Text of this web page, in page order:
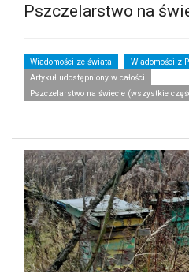
Pszczelarstwo na
Wiadomości ze świata Wiadomości z
Artykuł udostępniony w całości
Pszczelarstwo na świecie (wszystkie